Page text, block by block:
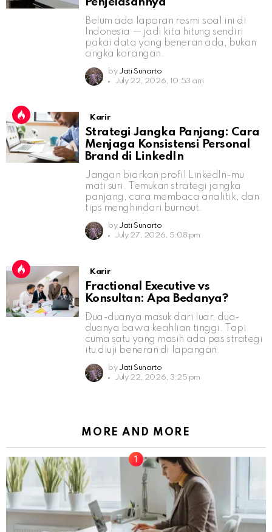
Belum ada laporan resmi soal ini di
Indonesia — jadi kita hitung sendiri
pakai data yang beneran ada, bukan
angka karangan.
by Jati Sunarto
July 22, 2026, 10:53 am
Karir
Strategi Jangka Panjang: Cara
Menjaga Konsistensi Personal
Brand di LinkedIn
Jangan biarkan profil LinkedIn-mu
mati suri. Temukan strategi jangka
panjang, cara membaca analitik, dan
tips menghindari burnout.
by Jati Sunarto
July 27, 2026, 5:08 pm
Karir
Fractional Executive vs
Konsultan: Apa Bedanya?
Dua-duanya masuk dari luar, dua-
duanya bawa keahlian tinggi. Tapi
cuma satu yang masih ada pas strategi
itu diuji beneran di lapangan.
by Jati Sunarto
July 22, 2026, 3:25 pm
MORE AND MORE